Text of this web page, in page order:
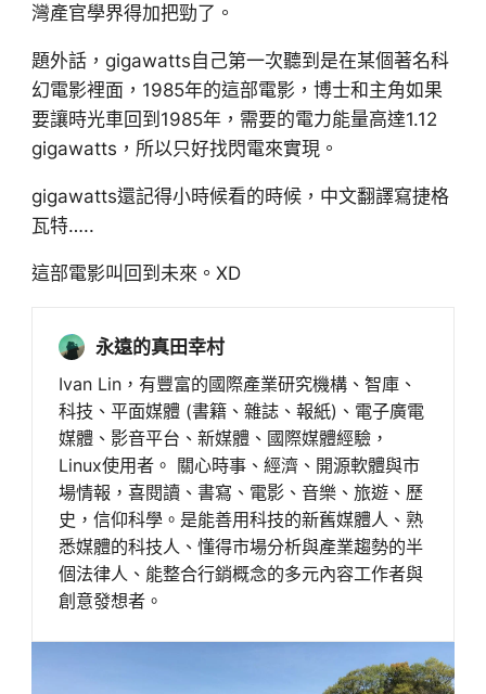
灣產官學界得加把勁了。
題外話，gigawatts自己第一次聽到是在某個著名科
幻電影裡面，1985年的這部電影，博士和主角如果
要讓時光車回到1985年，需要的電力能量高達1.12
gigawatts，所以只好找閃電來實現。
gigawatts還記得小時候看的時候，中文翻譯寫捷格
瓦特…..
這部電影叫回到未來。XD
永遠的真田幸村
Ivan Lin，有豐富的國際產業研究機構、智庫、
科技、平面媒體 (書籍、雜誌、報紙)、電子廣電
媒體、影音平台、新媒體、國際媒體經驗，
Linux使用者。 關心時事、經濟、開源軟體與市
場情報，喜閱讀、書寫、電影、音樂、旅遊、歷
史，信仰科學。是能善用科技的新舊媒體人、熟
悉媒體的科技人、懂得市場分析與產業趨勢的半
個法律人、能整合行銷概念的多元內容工作者與
創意發想者。